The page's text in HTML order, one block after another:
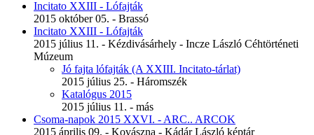
Incitato XXIII - Lófajták
2015 október 05. - Brassó
Incitato XXIII - Lófajták
2015 július 11. - Kézdivásárhely - Incze László Céhtörténeti
Múzeum
Jó fajta lófajták (A XXIII. Incitato-tárlat)
2015 július 25. - Háromszék
Katalógus 2015
2015 július 11. - más
Csoma-napok 2015 XXVI. - ARC.. ARCOK
2015 április 09. - Kovászna - Kádár László képtár